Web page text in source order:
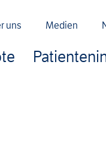
uns Medien